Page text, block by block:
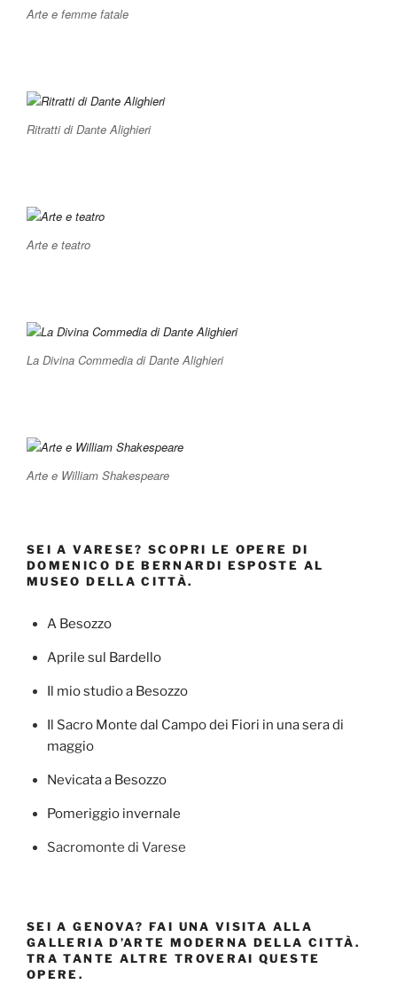
Arte e femme fatale
Ritratti di Dante Alighieri
Arte e teatro
La Divina Commedia di Dante Alighieri
Arte e William Shakespeare
SEI A VARESE? SCOPRI LE OPERE DI
DOMENICO DE BERNARDI ESPOSTE AL
MUSEO DELLA CITTÀ.
A Besozzo
Aprile sul Bardello
Il mio studio a Besozzo
Il Sacro Monte dal Campo dei Fiori in una sera di
maggio
Nevicata a Besozzo
Pomeriggio invernale
Sacromonte di Varese
SEI A GENOVA? FAI UNA VISITA ALLA
GALLERIA D’ARTE MODERNA DELLA CITTÀ.
TRA TANTE ALTRE TROVERAI QUESTE
OPERE.